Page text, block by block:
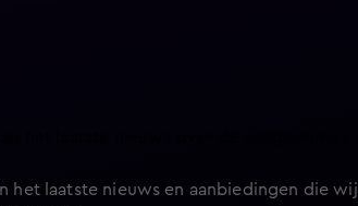
het laatste nieuws en aanbiedingen die